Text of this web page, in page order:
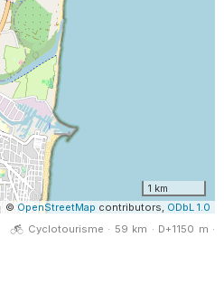
1 km
© OpenStreetMap contributors, ODbL 1.0
Cyclotourisme · 59 km · D+1150 m ·